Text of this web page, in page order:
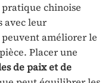
chinoise
avec leur
améliorer le
Placer une
de paix et de